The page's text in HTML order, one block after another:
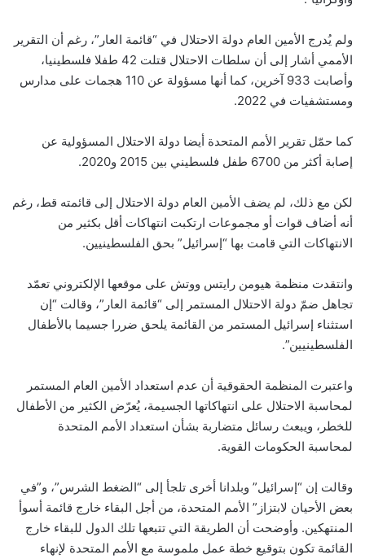
ولم يُدرج الأمين العام دولة الاحتلال في “قائمة العار”، رغم أن التقرير
الأممي أشار إلى أن سلطات الاحتلال قتلت 42 طفلا فلسطينيا،
وأصابت 933 آخرين، كما أنها مسؤولة عن 110 هجمات على مدارس
ومستشفيات في 2022.
كما حمّل تقرير الأمم المتحدة أيضا دولة الاحتلال المسؤولية عن
إصابة أكثر من 6700 طفل فلسطيني بين 2015 و2020.
لكن مع ذلك، لم يضف الأمين العام دولة الاحتلال إلى قائمته قط، رغم
أنه أضاف قوات أو مجموعات ارتكبت انتهاكات أقل بكثير من
الانتهاكات التي قامت بها “إسرائيل” بحق الفلسطينيين.
وانتقدت منظمة هيومن رايتس ووتش على موقعها الإلكتروني تعمّد
تجاهل ضمّ دولة الاحتلال المستمر إلى “قائمة العار”، وقالت “إن
استثناء إسرائيل المستمر من القائمة يلحق ضررا جسيما بالأطفال
الفلسطينيين”.
واعتبرت المنظمة الحقوقية أن عدم استعداد الأمين العام المستمر
لمحاسبة الاحتلال على انتهاكاتها الجسيمة، يُعرّض الكثير من الأطفال
للخطر، ويبعث رسائل متضاربة بشأن استعداد الأمم المتحدة
لمحاسبة الحكومات القوية.
وقالت إن “إسرائيل” وبلدانا أخرى تلجأ إلى “الضغط الشرس”، و”في
بعض الأحيان لابتزاز” الأمم المتحدة، من أجل البقاء خارج قائمة أسوأ
المنتهكين. وأوضحت أن الطريقة التي تتبعها تلك الدول للبقاء خارج
القائمة تكون بتوقيع خطة عمل ملموسة مع الأمم المتحدة لإنهاء